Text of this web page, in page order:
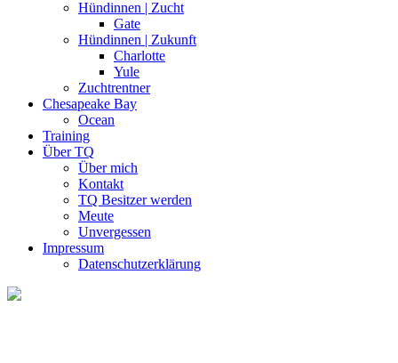
Hündinnen | Zucht
Gate
Hündinnen | Zukunft
Charlotte
Yule
Zuchtrentner
Chesapeake Bay
Ocean
Training
Über TQ
Über mich
Kontakt
TQ Besitzer werden
Meute
Unvergessen
Impressum
Datenschutzerklärung